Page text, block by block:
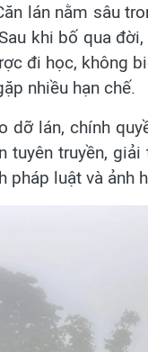
lán nằm sâu
khi bố qua
đi học, không
nhiều hạn chế.
dỡ lán, chính
tuyên truyền,
pháp luật và ảnh